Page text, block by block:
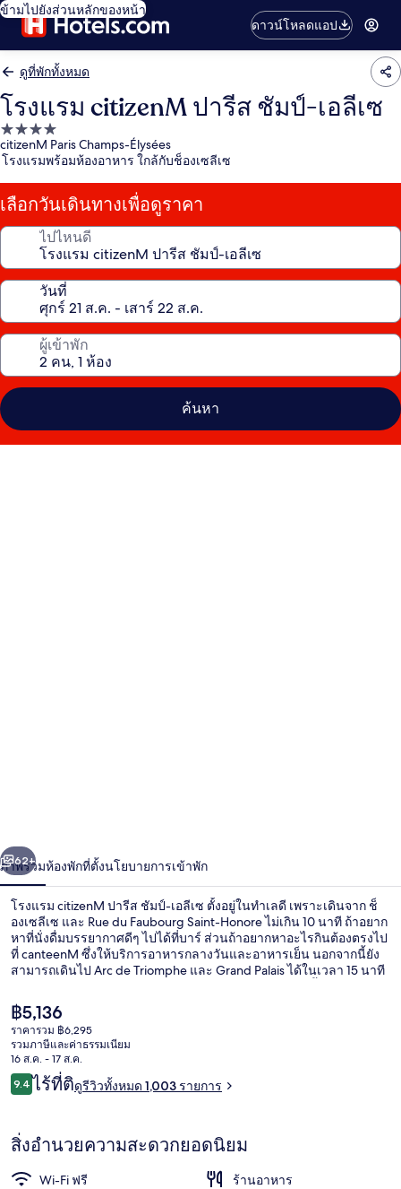
ข้ามไปยังส่วนหลักของหน้า
ดาวน์โหลดแอป
ดูที่พักทั้งหมด
โรงแรม citizenM ปารีส ชัมป์-เอลีเซ
ที่พัก
4.0
citizenM Paris Champs-Élysées
โรงแรมพร้อมห้องอาหาร ใกล้กับช็องเซลีเซ
เลือกวันเดินทางเพื่อดูราคา
ไปไหนดี
วันที่
ผู้เข้าพัก
ค้นหา
เอ
ลีเซ
า
ถัดไป
62+
ภาพรวมห้องพักที่ตั้งนโยบายการเข้าพัก
โรงแรม citizenM ปารีส ชัมป์-เอลีเซ ตั้งอยู่ในทำเลดี เพราะเดินจาก ช็
องเซลีเซ และ Rue du Faubourg Saint-Honore ไม่เกิน 10 นาที ถ้าอยาก
หาที่นั่งดื่มบรรยากาศดีๆ ไปได้ที่บาร์ ส่วนถ้าอยากหาอะไรกินต้องตรงไป
ที่ canteenM ซึ่งให้บริการอาหารกลางวันและอาหารเย็น นอกจากนี้ยัง
สามารถเดินไป Arc de Triomphe และ Grand Palais ได้ในเวลา 15 นาที
สาธารณะ: เดิน 5 นาทีถึง สถานี Saint-Philippe du Roule และ 5 นาทีถึง
สถานี George V
ราคา
ปัจจุบัน
฿5,136
฿5,136
ราคารวม ฿6,295
รวมภาษีและค่าธรรมเนียม
16 ส.ค. - 17 ส.ค.
รีวิว
9.49.4 จาก 10
ไร้ที่ติดูรีวิวทั้งหมด 1,003 รายการ
สิ่งอำนวยความสะดวกยอดนิยม
Wi-Fi ฟรี
ร้านอาหาร